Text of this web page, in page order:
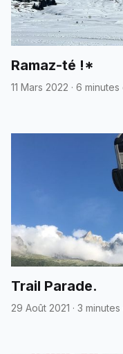
Ramaz-té !*
11 Mars 2022 · 6
Trail Parade.
29 Août 2021 · 3